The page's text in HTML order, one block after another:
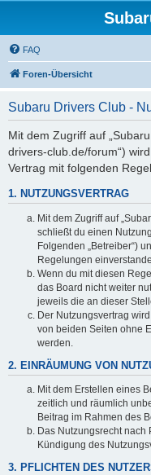
FAQ
Foren-Übersicht
Subaru Drivers Club -
Mit dem Zugriff auf
drivers-club.de/forum“)
Vertrag mit folgenden
1. NUTZUNGSVERTRAG
Mit dem Zugriff auf
schließt du einen
Folgenden „Betreiber“)
Regelungen
Wenn du mit diesen
das Board nicht weiter
jeweils die an dieser
Der Nutzungsvertrag
von beiden Seiten ohne
werden.
2. EINRÄUMUNG VON
Mit dem Erstellen eines
zeitlich und räumlich
Beitrag im Rahmen des
Das Nutzungsrecht nach
Kündigung des
3. PFLICHTEN DES